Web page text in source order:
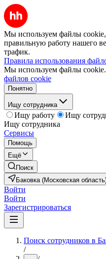
Мы используем файлы cookie,
правильную работу нашего
трафик.
Правила использования
Мы используем файлы cookie.
файлов cookie
Понятно
Ищу сотрудника
Ищу работу
Ищу
Ищу сотрудника
Сервисы
Помощь
Ещё
Поиск
Баковка (Московская
Войти
Войти
Зарегистрироваться
Поиск сотрудников в
/